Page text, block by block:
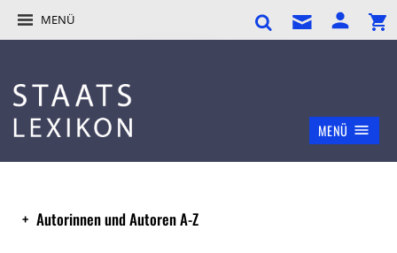
MENÜ
MENÜ
Autorinnen und Autoren A-Z